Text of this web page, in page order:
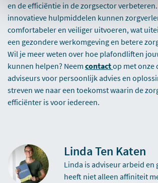
en de efficiëntie in de zorgsector
innovatieve hulpmiddelen kunnen
comfortabeler en veiliger uitvoeren, wat
een gezondere werkomgeving en betere
Wil je meer weten over hoe plafondliften
kunnen helpen? Neem contactop met onze
adviseurs voor persoonlijk advies en
streven we naar een toekomst waarin de
efficiënter is voor iedereen.
Linda Ten Katen
Linda is adviseur arbeid en
heeft niet alleen affiniteit